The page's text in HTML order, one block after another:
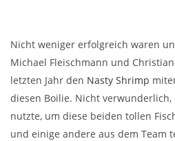
Nicht weniger erfolgreich waren
Michael Fleischmann und
letzten Jahr den Nasty Shrimp
diesen Boilie. Nicht verwunderlich,
nutzte, um diese beiden tollen
und einige andere aus dem Team